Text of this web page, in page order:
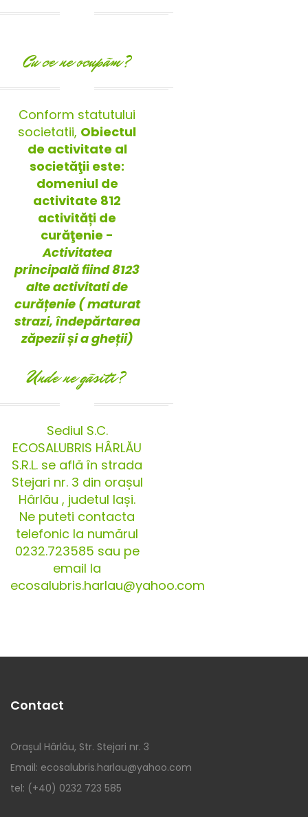
Cu ce ne ocupãm?
Conform statutului
societatii, Obiectul
de activitate al
societăţii este:
domeniul de
activitate 812
activități de
curăţenie -
Activitatea
principală fiind 8123
alte activitati de
curățenie ( maturat
strazi, îndepărtarea
zăpezii și a gheții)
Unde ne gãsiti?
Sediul S.C.
ECOSALUBRIS HÂRLĂU
S.R.L. se află în strada
Stejari nr. 3 din orașul
Hârlău , judetul Iași.
Ne puteti contacta
telefonic la numărul
0232.723585 sau pe
email la
ecosalubris.harlau@yahoo.com
Contact
Orașul Hârlău, Str. Stejari nr. 3
Email: ecosalubris.harlau@yahoo.com
tel: (+40) 0232 723 585